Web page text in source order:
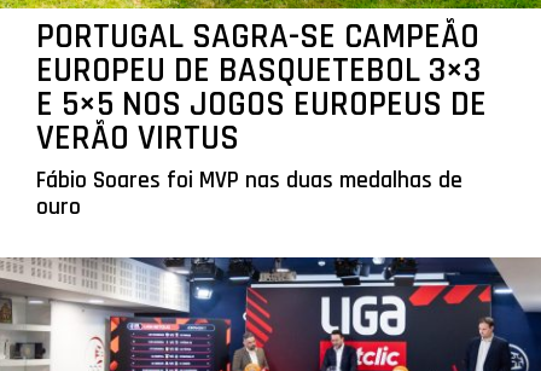
PORTUGAL SAGRA-SE CAMPEÃO
EUROPEU DE BASQUETEBOL 3×3
E 5×5 NOS JOGOS EUROPEUS DE
VERÃO VIRTUS
Fábio Soares foi MVP nas duas medalhas de
ouro